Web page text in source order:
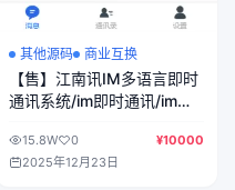
其他源码 商业互换
【售】江南讯IM多语言即时
通讯系统/im即时通讯/im聊
端uniapp纯源码+后端php
15.8W 0
¥10000
2025年12月23日